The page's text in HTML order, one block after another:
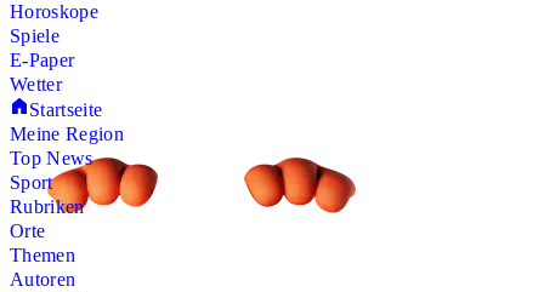
Horoskope
Spiele
E-Paper
Wetter
Startseite
Meine Region
Top News
Sport
Rubriken
Orte
Themen
Autoren